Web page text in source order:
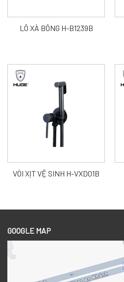
LÔ XÀ BÔNG H-B1239B
VÒI XỊT VỆ SINH H-VXD01B
GOOGLE MAP